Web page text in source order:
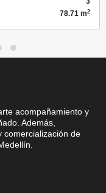
78.71 m2
acompañamiento y
Además,
comercialización de